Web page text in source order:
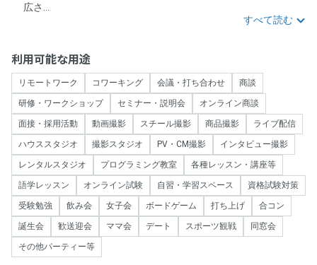
🏠広さ...
すべて読む
利用可能な用途
リモートワーク コワーキング 会議・打ち合わせ 商談
研修・ワークショップ セミナー・説明会 オンライン商談
面接・採用活動 動画撮影 スチール撮影 商品撮影 ライブ配信
ハウススタジオ 撮影スタジオ PV・CM撮影 インタビュー撮影
レンタルスタジオ プログラミング教室 各種レッスン・講座等
語学レッスン オンライン試験 自習・学習スペース 資格試験対策
受験勉強 飲み会 女子会 ボードゲーム 打ち上げ 合コン
誕生会 歓送迎会 ママ会 デート スポーツ観戦 同窓会
その他パーティー等